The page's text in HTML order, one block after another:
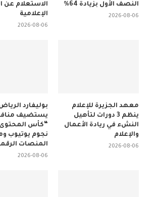
الاستعلام عن
الإعلامية
2026-08-06
النصف الأول بزيادة 64%
2026-08-06
بوليفارد
يستضيف
“كأس
نجوم يوتيوب
المنصات
2026-08-06
معهد الجزيرة للإعلام
ينظم 3 دورات لتأهيل
النشء في ريادة الأعمال
والإعلام
2026-08-06